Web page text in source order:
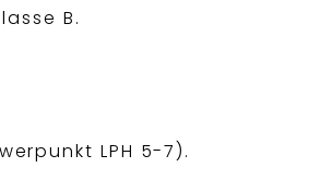
B.
LPH 5-7).